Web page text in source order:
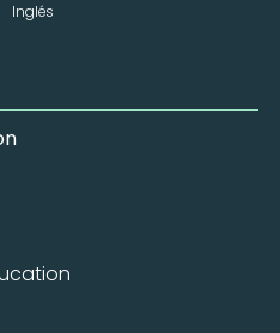
Inglés